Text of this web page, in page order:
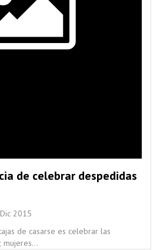
de celebrar despedidas
2015
de casarse es celebrar las